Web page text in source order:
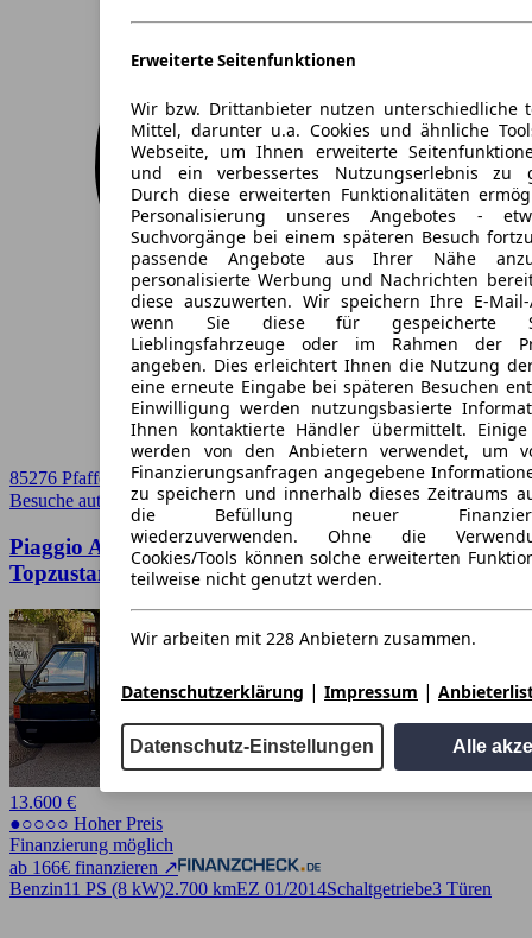
Erweiterte Seitenfunktionen
Wir bzw. Drittanbieter nutzen unterschiedliche
Mittel, darunter u.a. Cookies und ähnliche
Webseite, um Ihnen erweiterte
und ein verbessertes Nutzungserlebnis zu
Durch diese erweiterten Funktionalitäten
Personalisierung unseres Angebotes -
Suchvorgänge bei einem späteren Besuch
passende Angebote aus Ihrer Nähe
personalisierte Werbung und Nachrichten
diese auszuwerten. Wir speichern Ihre E-Mail-
wenn Sie diese für gespeicherte
Lieblingsfahrzeuge oder im Rahmen der
angeben. Dies erleichtert Ihnen die Nutzung
eine erneute Eingabe bei späteren Besuchen
Einwilligung werden nutzungsbasierte
Ihnen kontaktierte Händler übermittelt. Einige
werden von den Anbietern verwendet, um
Finanzierungsanfragen angegebene
zu speichern und innerhalb dieses Zeitraums
die Befüllung neuer
wiederzuverwenden. Ohne die
Cookies/Tools können solche erweiterten
teilweise nicht genutzt werden.
Wir arbeiten mit 228 Anbietern zusammen.
Datenschutzerklärung | Impressum |
Datenschutz-Einstellungen Alle
85276 Pfaffenhofen an der Ilm
Besuche autoscout24.de➚
Piaggio Ape TM 703 - Sammlerfahrzeug in
Topzustand
13.600 €
●○○○○ Hoher Preis
Finanzierung möglich
ab 166€ finanzieren ↗
Benzin11 PS (8 kW)2.700 kmEZ 01/2014Schaltgetriebe3 Türen